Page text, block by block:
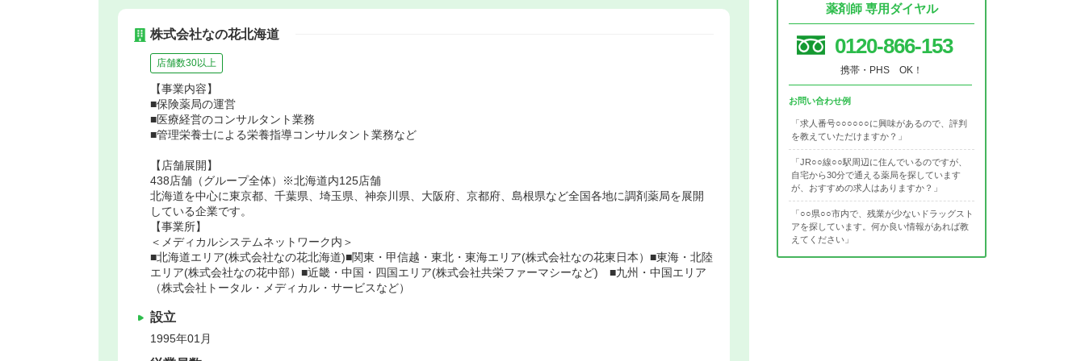
株式会社なの花北海道
店舗数30以上
【事業内容】
■保険薬局の運営
■医療経営のコンサルタント業務
■管理栄養士による栄養指導コンサルタント業務など
【店舗展開】
438店舗（グループ全体）※北海道内125店舗
北海道を中心に東京都、千葉県、埼玉県、神奈川県、大阪府、京都府、島根県など全国各地に調剤薬局を展開
している企業です。
【事業所】
＜メディカルシステムネットワーク内＞
■北海道エリア(株式会社なの花北海道)■関東・甲信越・東北・東海エリア(株式会社なの花東日本）■東海・北陸
エリア(株式会社なの花中部）■近畿・中国・四国エリア(株式会社共栄ファーマシーなど) ■九州・中国エリア
（株式会社トータル・メディカル・サービスなど）
設立
1995年01月
薬剤師 専用ダイヤル
0120-866-153
携帯・PHS OK！
お問い合わせ例
「求人番号○○○○○○に興味があるので、評判
を教えていただけますか？」
「JR○○線○○駅周辺に住んでいるのですが、
自宅から30分で通える薬局を探しています
が、おすすめの求人はありますか？」
「○○県○○市内で、残業が少ないドラッグスト
アを探しています。何か良い情報があれば教
えてください」